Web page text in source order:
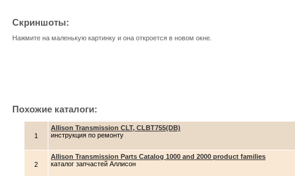
Скриншоты:
Нажмите на маленькую картинку и она откроется в новом окне.
Похожие каталоги:
1
Allison Transmission CLT, CLBT755(DB)
инструкция по ремонту
2
Allison Transmission Parts Catalog 1000 and 2000 product families
каталог запчастей Аллисон